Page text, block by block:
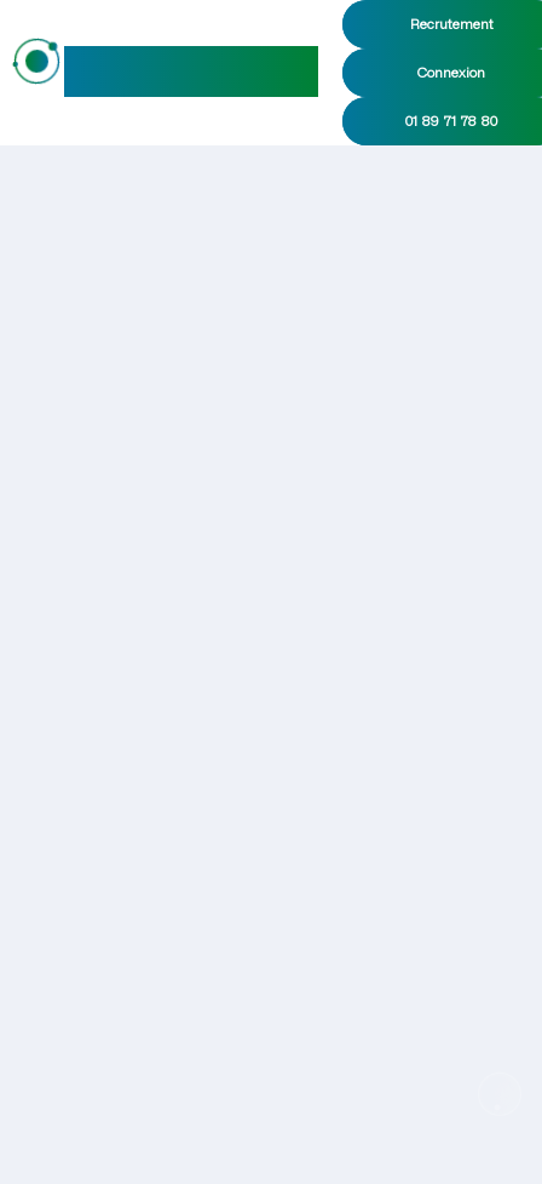
Recrutement
Connexion
01 89 71 78 80